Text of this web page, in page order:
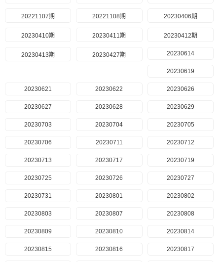
20221107期 20221108期 20230406期
20230410期 20230411期 20230412期
20230413期 20230427期 20230614
20230619
20230621 20230622 20230626
20230627 20230628 20230629
20230703 20230704 20230705
20230706 20230711 20230712
20230713 20230717 20230719
20230725 20230726 20230727
20230731 20230801 20230802
20230803 20230807 20230808
20230809 20230810 20230814
20230815 20230816 20230817